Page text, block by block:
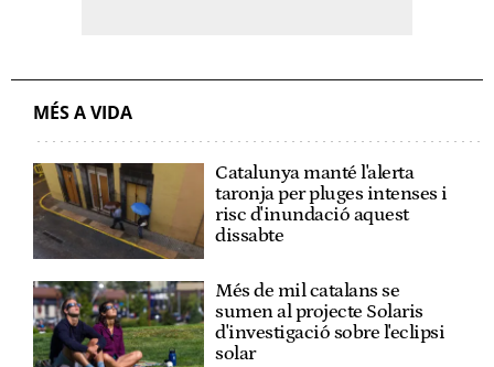
MÉS A VIDA
Catalunya manté l'alerta
taronja per pluges intenses i
risc d'inundació aquest
dissabte
Més de mil catalans se
sumen al projecte Solaris
d'investigació sobre l'eclipsi
solar